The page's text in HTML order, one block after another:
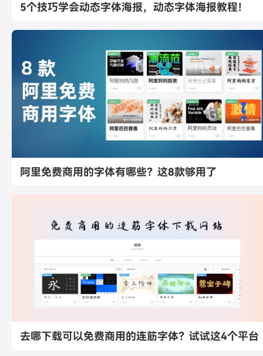
5个技巧学会动态字体海报，动态字体海报教程！
阿里免费商用的字体有哪些？这8款够用了
去哪下载可以免费商用的连筋字体？试试这4个平台